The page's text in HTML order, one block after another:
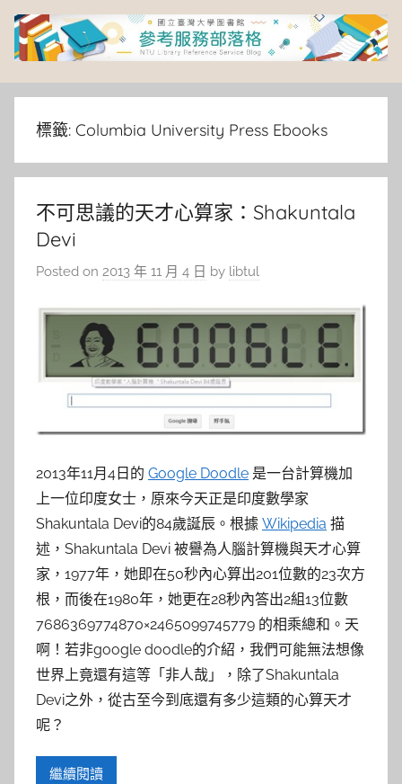
Skip
content
臺
灣
大
學
圖
書
服
務
部
落
格
標籤: Columbia University Press Ebooks
不可思議的天才心算家：Shakuntala
Devi
Posted on 2013 年 11 月 4 日 by libtul
2013年11月4日的 Google Doodle 是一台計算機加
上一位印度女士，原來今天正是印度數學家
Shakuntala Devi的84歲誕辰。根據 Wikipedia 描
述，Shakuntala Devi 被譽為人腦計算機與天才心算
家，1977年，她即在50秒內心算出201位數的23次方
根，而後在1980年，她更在28秒內答出2組13位數
7686369774870×2465099745779 的相乘總和。天
啊！若非google doodle的介紹，我們可能無法想像
世界上竟還有這等「非人哉」，除了Shakuntala
Devi之外，從古至今到底還有多少這類的心算天才
呢？
繼續閱讀